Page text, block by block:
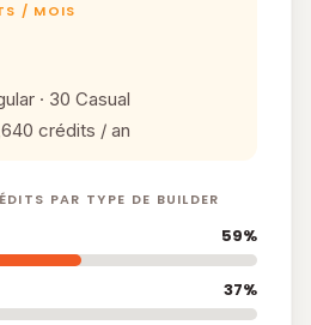
/ MOIS
· 30 Casual
crédits / an
PAR TYPE DE BUILDER
59%
37%